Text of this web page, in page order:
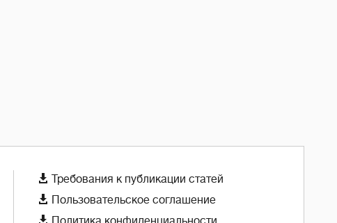
 Требования к публикации статей
 Пользовательское соглашение
